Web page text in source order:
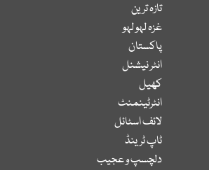
تازہ ترین
غزہ لہو لہو
پاکستان
انٹر نیشنل
کھیل
انٹرٹینمنٹ
لائف اسٹائل
ٹاپ ٹرینڈ
دلچسپ و عجیب